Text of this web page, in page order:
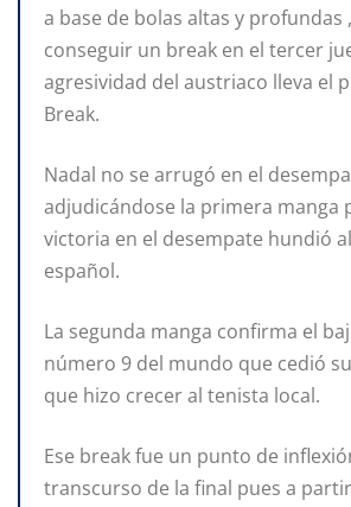
a base de bolas altas y profundas
conseguir un break en el tercer
agresividad del austriaco lleva el
Break.
Nadal no se arrugó en el
adjudicándose la primera manga
victoria en el desempate hundió
español.
La segunda manga confirma el
número 9 del mundo que cedió
que hizo crecer al tenista local.
Ese break fue un punto de
transcurso de la final pues a